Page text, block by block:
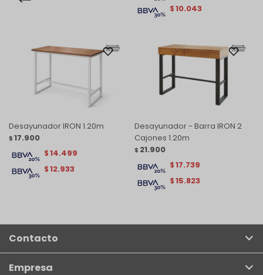
$10.043
Desayunador IRON 1.20m
$ 17.900
$12.933
$14.499
Desayunador - Barra IRON 2
Cajones 1.20m
$ 21.900
$15.823
$17.739
Contacto
Empresa